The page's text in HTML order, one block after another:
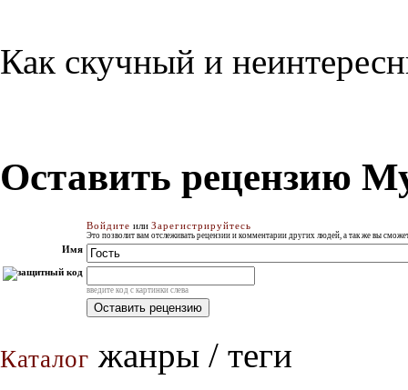
Как скучный и
Оставить рецензию
Войдите или Зарегистрируйтесь
Это позволит вам отслеживать рецензии и комментарии других людей, а так же вы
Имя
введите код с картинки слева
Каталог жанры / теги